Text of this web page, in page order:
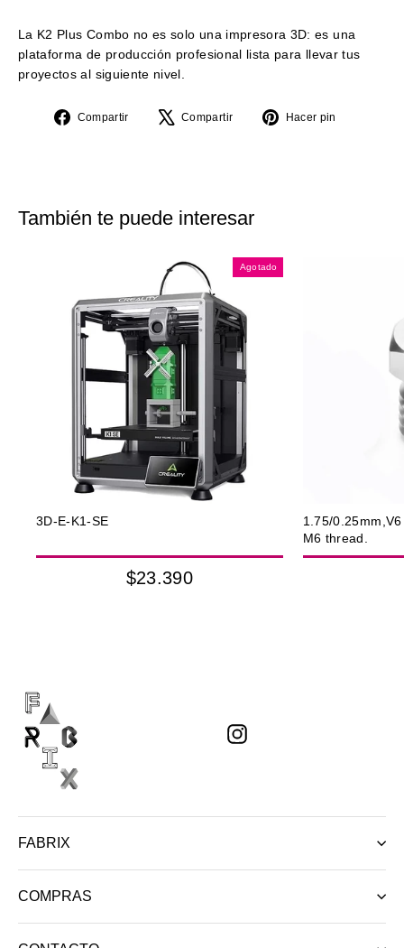
La K2 Plus Combo no es solo una impresora 3D: es una
plataforma de producción profesional lista para llevar tus
proyectos al siguiente nivel.
Compartir
CompartirCompartir
Tuitear
Hacer pin
También te puede interesar
Agotado
3D-E-K1-SE
$23.390
1.75/
M6 thread.
Instagram
FABRIX
COMPRAS